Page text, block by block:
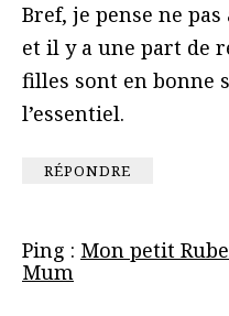
Bref, je pense ne
et il y a une part de
filles sont en bonne
l’essentiel.
RÉPONDRE
Ping : Mon petit
Mum